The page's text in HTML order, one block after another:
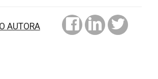
AUTORA